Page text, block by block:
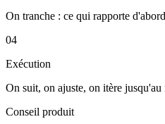
On tranche : ce qui rapporte
04
Exécution
On suit, on ajuste, on itère jusqu'au
Conseil produit